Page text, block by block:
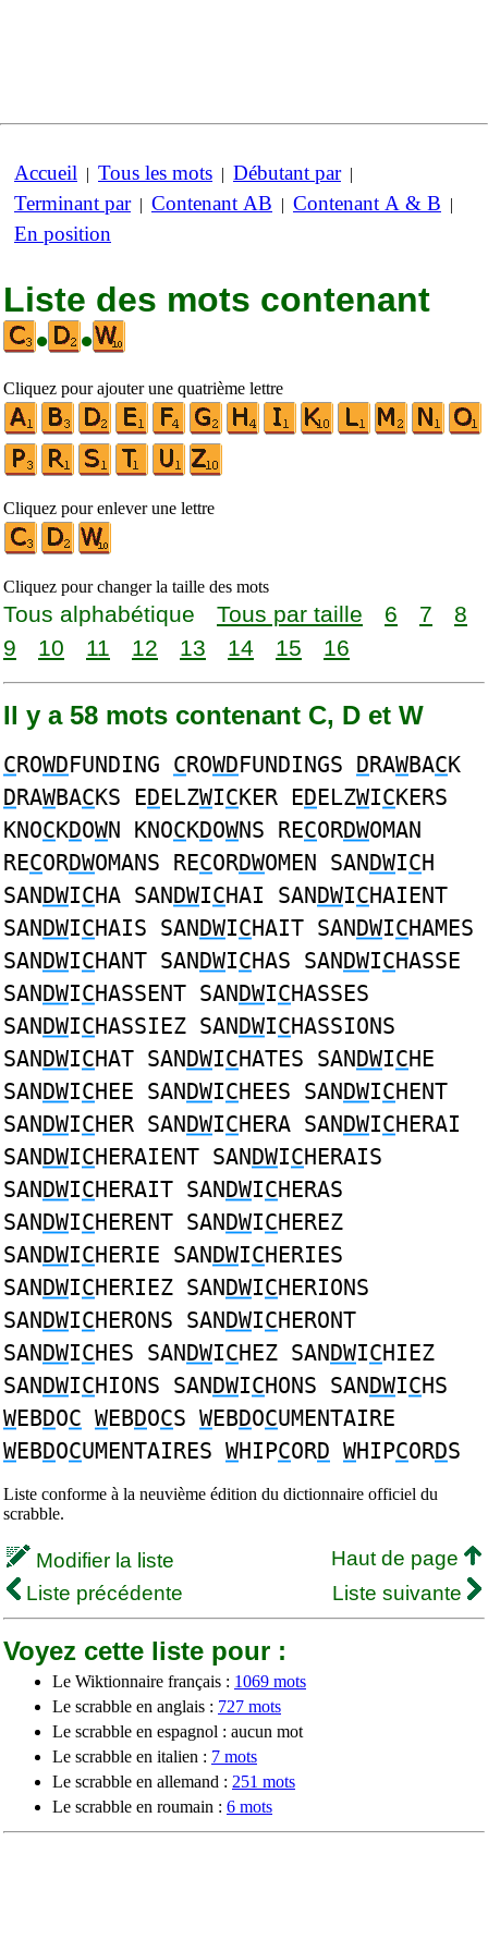
Accueil | Tous les mots | Débutant par|
Terminant par| Contenant AB | Contenant A & B |
En position
Liste des mots contenant
•
•
Cliquez pour ajouter une quatrième lettre
Cliquez pour enlever une lettre
Cliquez pour changer la taille des mots
Tous alphabétique Tous par taille 6 7
8
9
10 11 12 13 14 15 16
Il y a 58 mots contenant C, D et W
CROWDFUNDING CROWDFUNDINGS DRAWBACK
DRAWBACKS EDELZWICKER EDELZWICKERS
KNOCKDOWN KNOCKDOWNS RECORDWOMAN
RECORDWOMANS RECORDWOMEN SANDWICH
SANDWICHA SANDWICHAI SANDWICHAIENT
SANDWICHAIS SANDWICHAIT SANDWICHAMES
SANDWICHANT SANDWICHAS SANDWICHASSE
SANDWICHASSENT SANDWICHASSES
SANDWICHASSIEZ SANDWICHASSIONS
SANDWICHAT SANDWICHATES SANDWICHE
SANDWICHEE SANDWICHEES SANDWICHENT
SANDWICHER SANDWICHERA SANDWICHERAI
SANDWICHERAIENT SANDWICHERAIS
SANDWICHERAIT SANDWICHERAS
SANDWICHERENT SANDWICHEREZ
SANDWICHERIE SANDWICHERIES
SANDWICHERIEZ SANDWICHERIONS
SANDWICHERONS SANDWICHERONT
SANDWICHES SANDWICHEZ SANDWICHIEZ
SANDWICHIONS SANDWICHONS SANDWICHS
WEBDOC WEBDOCS WEBDOCUMENTAIRE
WEBDOCUMENTAIRES WHIPCORD WHIPCORDS
Liste conforme à la neuvième édition du dictionnaire officiel du
scrabble.
Modifier la liste
Haut de page
Liste précédente
Liste suivante
Voyez cette liste pour :
Le Wiktionnaire français : 1069 mots
Le scrabble en anglais : 727 mots
Le scrabble en espagnol : aucun mot
Le scrabble en italien : 7 mots
Le scrabble en allemand : 251 mots
Le scrabble en roumain : 6 mots